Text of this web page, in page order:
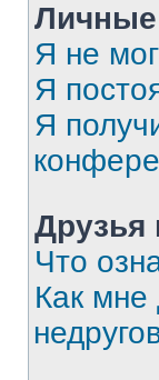
Я не
Я
Я
Друзья
Что
Как мне